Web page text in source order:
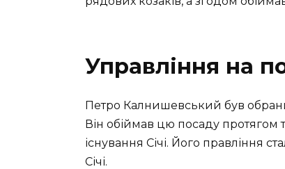
Управління на
Петро Калнишевський був
Він обіймав цю посаду протягом
існування Січі. Його правління
Січі.